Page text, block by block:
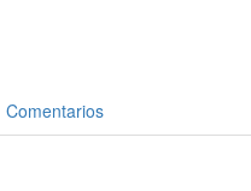
Comentarios